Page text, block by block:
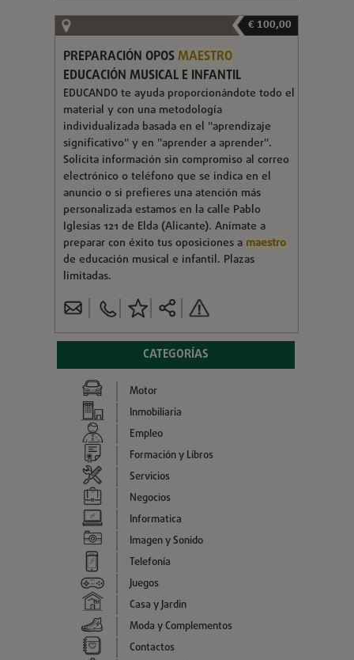
€ 100,00
PREPARACIÓN OPOSMAESTRO
EDUCACIÓN MUSICAL E INFANTIL
EDUCANDO te ayuda proporcionándote todo el
material y con una metodología
individualizada basada en el "aprendizaje
significativo" y en "aprender a aprender".
Solicita información sin compromiso al correo
electrónico o teléfono que se indica en el
anuncio o si prefieres una atención más
personalizada estamos en la calle Pablo
Iglesias 121 de Elda (Alicante). Anímate a
preparar con éxito tus oposiciones a maestro
de educación musical e infantil. Plazas
limitadas.
CATEGORÍAS
Motor
Inmobiliaria
Empleo
Formación y Libros
Servicios
Negocios
Informatica
Imagen y Sonido
Telefonía
Juegos
Casa y Jardin
Moda y Complementos
Contactos